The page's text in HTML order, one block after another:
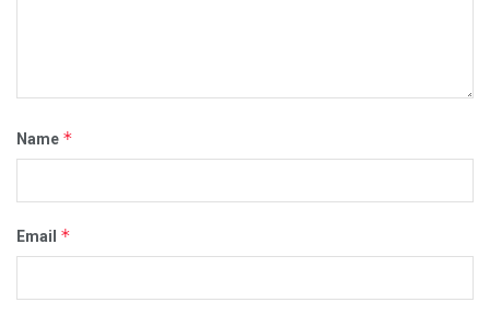
Name *
Email *